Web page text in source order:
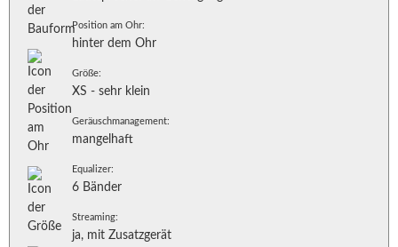
Position am Ohr:
hinter dem Ohr
Größe:
XS - sehr klein
Geräuschmanagement:
mangelhaft
Equalizer:
6 Bänder
Streaming:
ja, mit Zusatzgerät